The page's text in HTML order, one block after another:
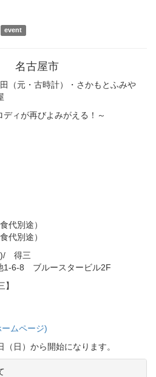
event
名古屋市
（元・古時計）・さかもとふみや
ィが再びよみがえる！～
別途）
別途）
)/ 得三
1-6-8 ブルースタービル2F
ームページ)
日）から開始になります。